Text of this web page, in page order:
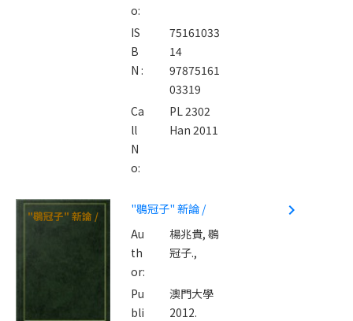
o:
IS
B
N :
75161033
14
97875161
03319
Ca
ll
N
o:
PL 2302
Han 2011
"鶡冠子" 新論 /
"鶡冠子" 新論 /
Au
th
or:
楊兆貴, 鶡
冠子.,
Pu
bli
澳門大學
2012.
navigate_next